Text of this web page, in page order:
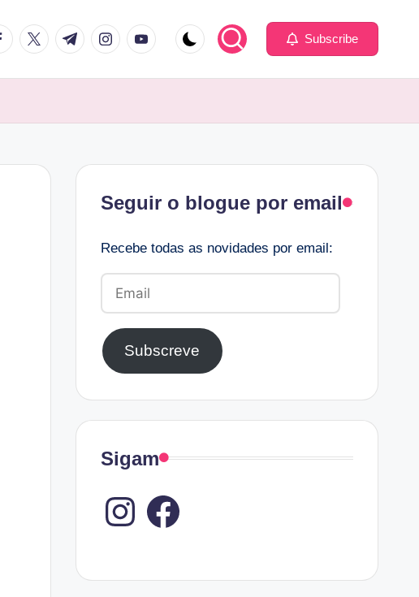
twitter.com
t.me instagram.com
youtube.com Subscribe
Seguir o blogue por email
Recebe todas as novidades por email:
Email
Subscreve
Sigam
Instagram